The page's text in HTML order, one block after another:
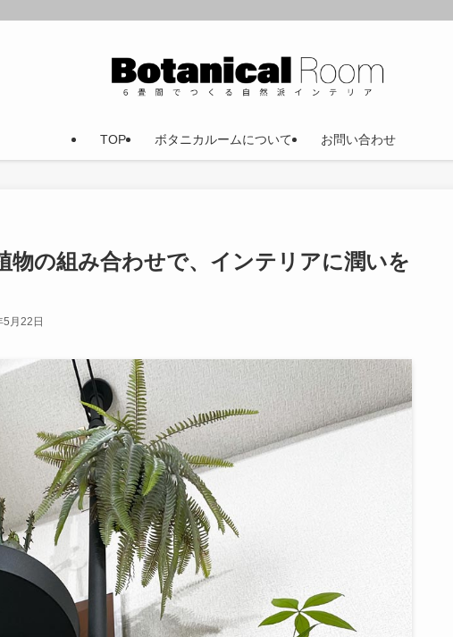
TOP ボタニカルームについて お問い合わせ
物の組み合わせで、インテリアに潤いを
月22日